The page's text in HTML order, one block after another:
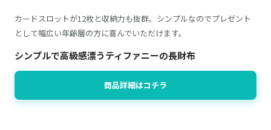
カードスロットが12枚と収納力も抜群。シンプルなのでプレゼント
として幅広い年齢層の方に喜んでいただけます。
シンプルで高級感漂うティファニーの長財布
商品詳細はコチラ